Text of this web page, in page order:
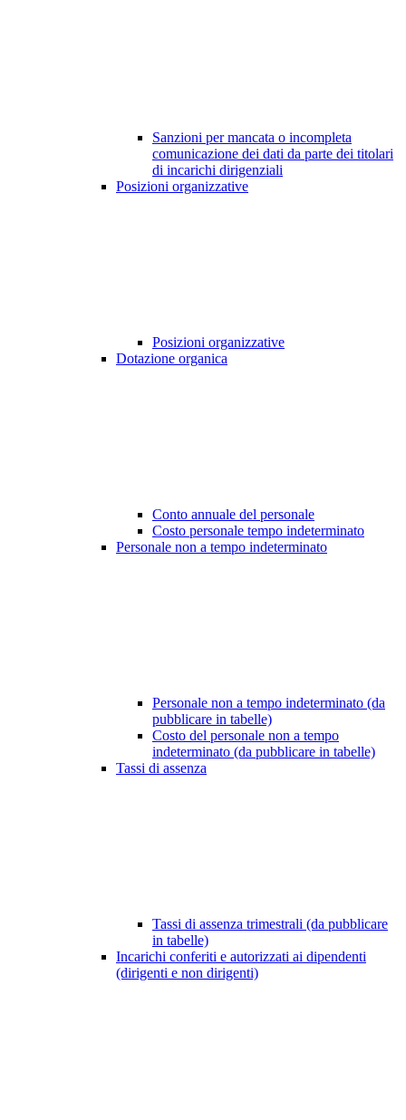
Sanzioni per mancata o incompleta
comunicazione dei dati da parte dei titolari
di incarichi dirigenziali
Posizioni organizzative
Posizioni organizzative
Dotazione organica
Conto annuale del personale
Costo personale tempo indeterminato
Personale non a tempo indeterminato
Personale non a tempo indeterminato (da
pubblicare in tabelle)
Costo del personale non a tempo
indeterminato (da pubblicare in tabelle)
Tassi di assenza
Tassi di assenza trimestrali (da pubblicare
in tabelle)
Incarichi conferiti e autorizzati ai dipendenti
(dirigenti e non dirigenti)